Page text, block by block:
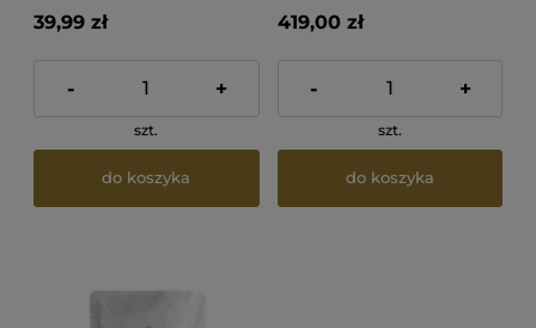
39,99 zł
- +
szt.
do koszyka
419,00 zł
- +
szt.
do koszyka